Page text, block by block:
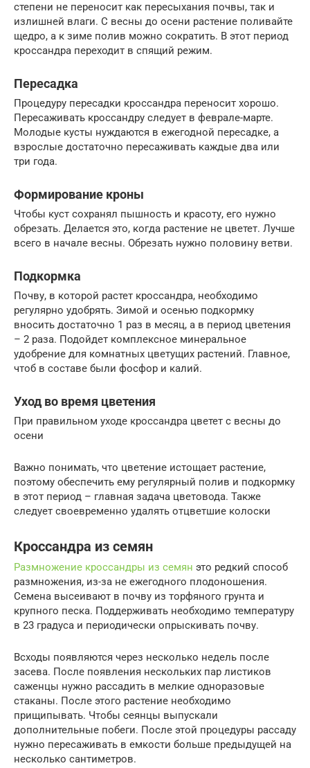
степени не переносит как пересыхания почвы, так и
излишней влаги. С весны до осени растение поливайте
щедро, а к зиме полив можно сократить. В этот период
кроссандра переходит в спящий режим.
Пересадка
Процедуру пересадки кроссандра переносит хорошо.
Пересаживать кроссандру следует в феврале-марте.
Молодые кусты нуждаются в ежегодной пересадке, а
взрослые достаточно пересаживать каждые два или
три года.
Формирование кроны
Чтобы куст сохранял пышность и красоту, его нужно
обрезать. Делается это, когда растение не цветет. Лучше
всего в начале весны. Обрезать нужно половину ветви.
Подкормка
Почву, в которой растет кроссандра, необходимо
регулярно удобрять. Зимой и осенью подкормку
вносить достаточно 1 раз в месяц, а в период цветения
– 2 раза. Подойдет комплексное минеральное
удобрение для комнатных цветущих растений. Главное,
чтоб в составе были фосфор и калий.
Уход во время цветения
При правильном уходе кроссандра цветет с весны до
осени
Важно понимать, что цветение истощает растение,
поэтому обеспечить ему регулярный полив и подкормку
в этот период – главная задача цветовода. Также
следует своевременно удалять отцветшие колоски
Кроссандра из семян
Размножение кроссандры из семян это редкий способ
размножения, из-за не ежегодного плодоношения.
Семена высеивают в почву из торфяного грунта и
крупного песка. Поддерживать необходимо температуру
в 23 градуса и периодически опрыскивать почву.
Всходы появляются через несколько недель после
засева. После появления нескольких пар листиков
саженцы нужно рассадить в мелкие одноразовые
стаканы. После этого растение необходимо
прищипывать. Чтобы сеянцы выпускали
дополнительные побеги. После этой процедуры рассаду
нужно пересаживать в емкости больше предыдущей на
несколько сантиметров.